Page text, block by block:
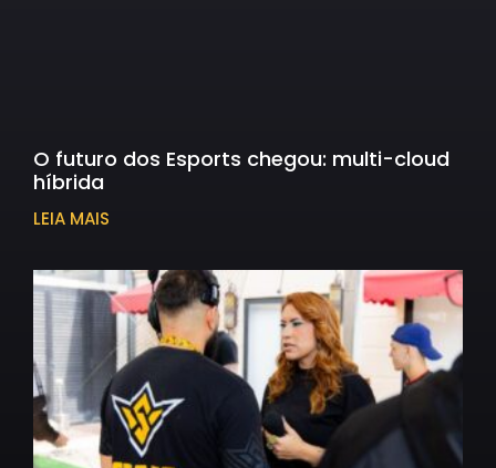
O futuro dos Esports chegou: multi-cloud
híbrida
LEIA MAIS